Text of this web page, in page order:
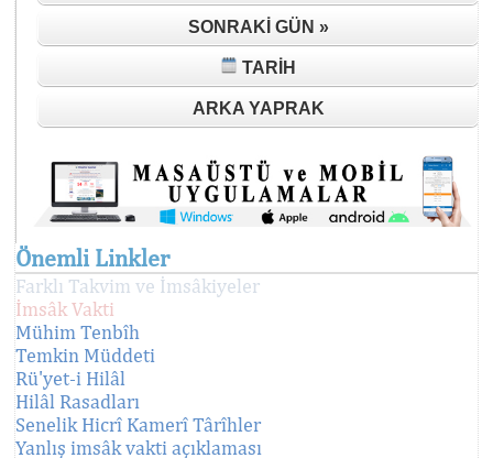
SONRAKI GÜN »
TARIH
ARKA YAPRAK
Önemli Linkler
Farklı Takvim ve İmsâkiyeler
İmsâk Vakti
Mühim Tenbîh
Temkin Müddeti
Rü'yet-i Hilâl
Hilâl Rasadları
Senelik Hicrî Kamerî Târîhler
Yanlış imsâk vakti açıklaması